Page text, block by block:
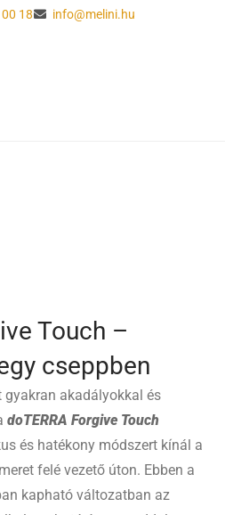
18 info@melini.hu
Touch –
cseppben
gyakran akadályokkal és
doTERRA Forgive Touch
és hatékony módszert kínál a
felé vezető úton. Ebben a
kapható változatban az